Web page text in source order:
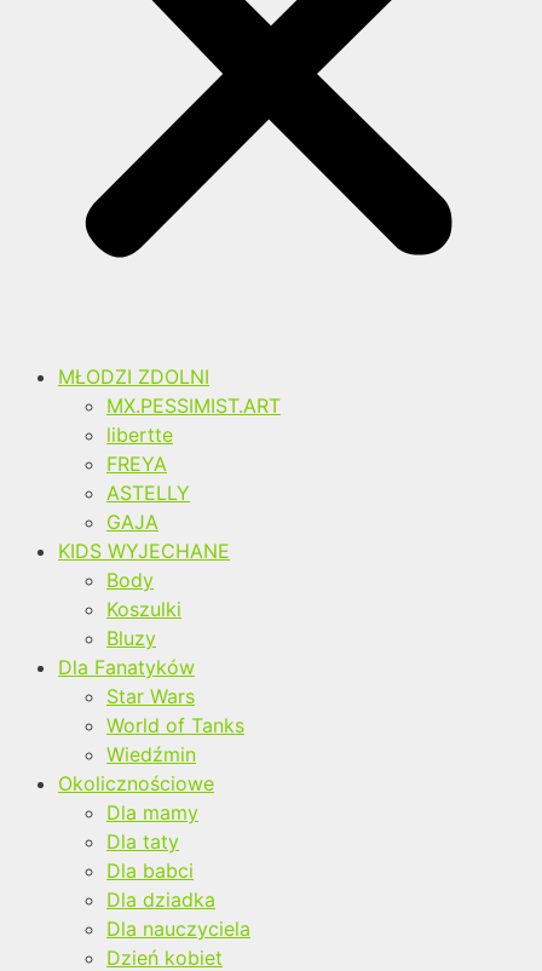
MŁODZI ZDOLNI
MX.PESSIMIST.ART
libertte
FREYA
ASTELLY
GAJA
KIDS WYJECHANE
Body
Koszulki
Bluzy
Dla Fanatyków
Star Wars
World of Tanks
Wiedźmin
Okolicznościowe
Dla mamy
Dla taty
Dla babci
Dla dziadka
Dla nauczyciela
Dzień kobiet